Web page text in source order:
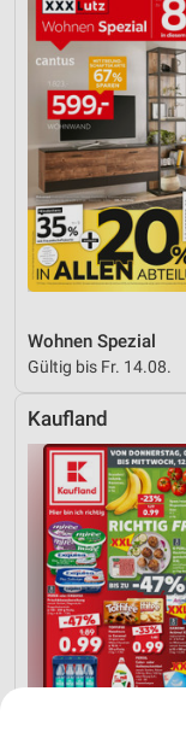
Wohnen Spezial
Gültig bis Fr. 14.08.
Kaufland